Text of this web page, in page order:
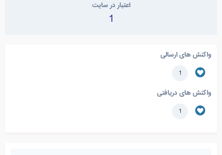
اعتبار در سایت
1
واکنش های ارسالی
1
واکنش های دریافتی
1